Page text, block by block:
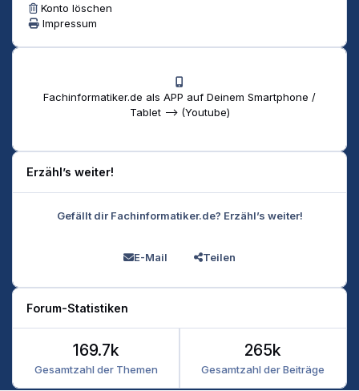
Konto löschen
Impressum
Fachinformatiker.de als APP auf Deinem Smartphone /
Tablet --> (Youtube)
Erzähl’s weiter!
Gefällt dir Fachinformatiker.de? Erzähl’s weiter!
E-Mail Teilen
Forum-Statistiken
Gesamtzahl der Themen
169.7k
Gesamtzahl der Beiträge
265k